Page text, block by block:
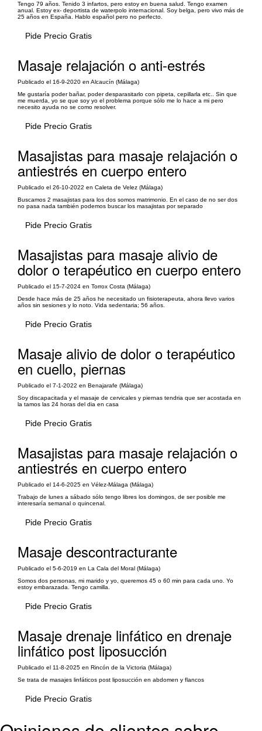
Tengo 79 años. Tenido 3 infartos, pero estoy en buena salud. Tengo examen
anual. Estoy ex- deportista de waterpolo internacional. Soy belga, pero vivo más de
25 años en España. Hablo español pero no perfecto.
Pide Precio Gratis
Masaje relajación o anti-estrés
Publicado el 16-9-2020 en Alcaucín (Málaga)
Me gustaría poder bañar, poder desparasitarlo con pipeta, cepillarla etc.. Sin que
me muerda, yo se que soy yo el problema porque sólo me lo hace a mi pero
necesito ayuda no se como resolver.
Pide Precio Gratis
Masajistas para masaje relajación o
antiestrés en cuerpo entero
Publicado el 26-10-2022 en Caleta de Velez (Málaga)
Buscamos 2 masajistas para los dos somos matrimonio. En el caso de no ser dos
no pasa nada también podemos buscar los masajistas por separado
Pide Precio Gratis
Masajistas para masaje alivio de
dolor o terapéutico en cuerpo entero
Publicado el 15-7-2024 en Torrox Costa (Málaga)
Desde hace más de 25 años he necesitado un fisioterapeuta, ahora llevo varios
años sin sesiones y lo noto. Vida sedentaria; 56 años.
Pide Precio Gratis
Masaje alivio de dolor o terapéutico
en cuello, piernas
Publicado el 7-1-2022 en Benajarafe (Málaga)
Soy discapacitada y el masaje de cervicales y piernas tendria que ser acostada en
la tamos las 24 horas del dia en casa
Pide Precio Gratis
Masajistas para masaje relajación o
antiestrés en cuerpo entero
Publicado el 14-6-2025 en Vélez-Málaga (Málaga)
Trabajo de lunes a sábado sólo tengo libres los domingos, de ser posible me
interesaría semanal o quincenal.
Pide Precio Gratis
Masaje descontracturante
Publicado el 5-6-2019 en La Cala del Moral (Málaga)
Somos dos personas, mi marido y yo, queremos 45 o 60 min para cada uno. Yo
estoy embarazada. Tengo camilla.
Pide Precio Gratis
Masaje drenaje linfático en drenaje
linfático post liposucción
Publicado el 11-8-2025 en Rincón de la Victoria (Málaga)
Se trata de masajes linfáticos post liposucción en abdomen y flancos
Pide Precio Gratis